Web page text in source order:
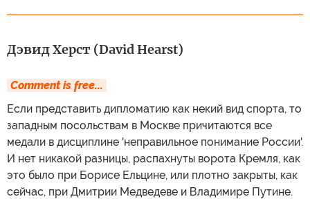
Дэвид Херст (David Hearst)
Comment is free...
Если представить дипломатию как некий вид спорта, то
западным посольствам в Москве причитаются все
медали в дисциплине 'неправильное понимание России'.
И нет никакой разницы, распахнуты ворота Кремля, как
это было при Борисе Ельцине, или плотно закрыты, как
сейчас, при Дмитрии Медведеве и Владимире Путине.